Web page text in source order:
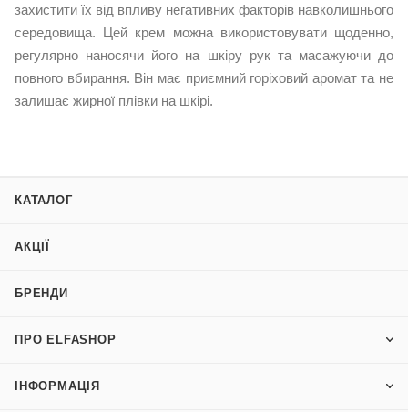
захистити їх від впливу негативних факторів навколишнього
середовища. Цей крем можна використовувати щоденно,
регулярно наносячи його на шкіру рук та масажуючи до
повного вбирання. Він має приємний горіховий аромат та не
залишає жирної плівки на шкірі.
КАТАЛОГ
АКЦІЇ
БРЕНДИ
ПРО ELFASHOP
ІНФОРМАЦІЯ